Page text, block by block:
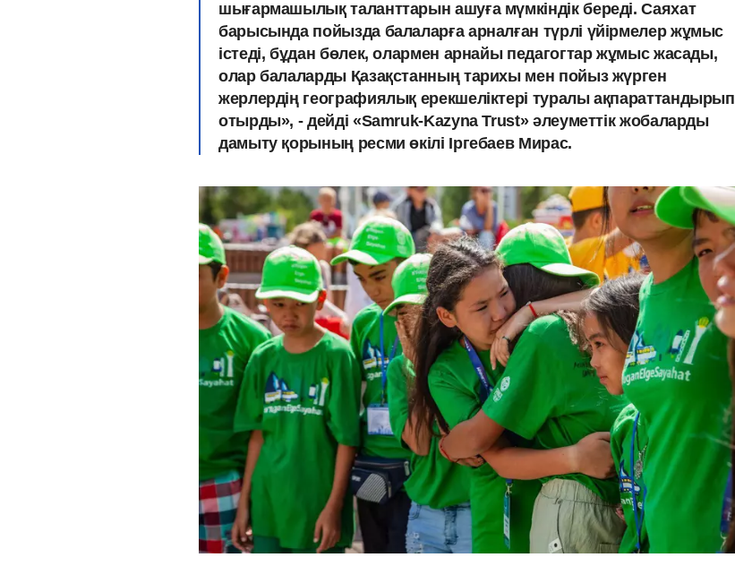
шығармашылық таланттарын ашуға мүмкіндік береді. Саяxат
барысында пойызда балаларға арналған түрлі үйірмелер жұмыс
істеді, бұдан бөлек, олармен арнайы педагогтар жұмыс жасады,
олар балаларды Қазақстанның тариxы мен пойыз жүрген
жерлердің географиялық ерекшеліктері туралы ақпараттандырып
отырды», - дейді «Samruk-Kazyna Trust» әлеуметтік жобаларды
дамыту қорының ресми өкілі Іргебаев Мирас.